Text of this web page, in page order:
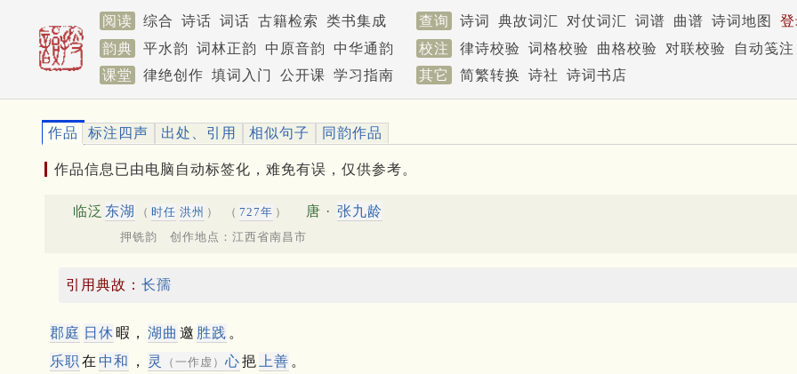
阅读 综合 诗话 词话 古籍检索 类书集成 查询 诗词 典故词汇 对仗词汇 词谱 曲谱 诗词地图
韵典
平水韵 词林正韵 中原音韵 中华通韵 校注 律诗校验 词格校验 曲格校验 对联校验
自动笺注
课堂
律绝创作 填词入门 公开课 学习指南 其它 简繁转换 诗社 诗词书店
作品 标注四声 出处、引用 相似句子 同韵作品
作品信息已由电脑自动标签化，难免有误，仅供参考。
临泛 东湖 （ 时任 洪州 ） （ 727年 ） 唐 · 张九龄
押铣韵 创作地点：江西省南昌市
引用典故： 长孺
郡庭 日休 暇， 湖曲 邀 胜践 。
乐职 在 中和 ， 灵 （一作虚） 心挹 上善 。